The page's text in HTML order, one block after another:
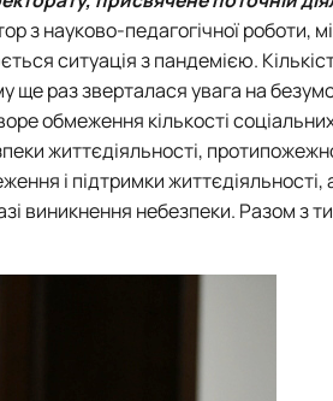
екологія"
Забезпечення ОПП «Екологічна
Забезпечення ОПП «Екологія та
Забезпечення ОПП «Екологічний
з науково-педагогічної роботи,
ситуація з пандемією.
ще раз зверталася увага на
обмеження кількості
життєдіяльності,
і підтримки життєдіяльності, а
виникнення небезпеки. Разом з